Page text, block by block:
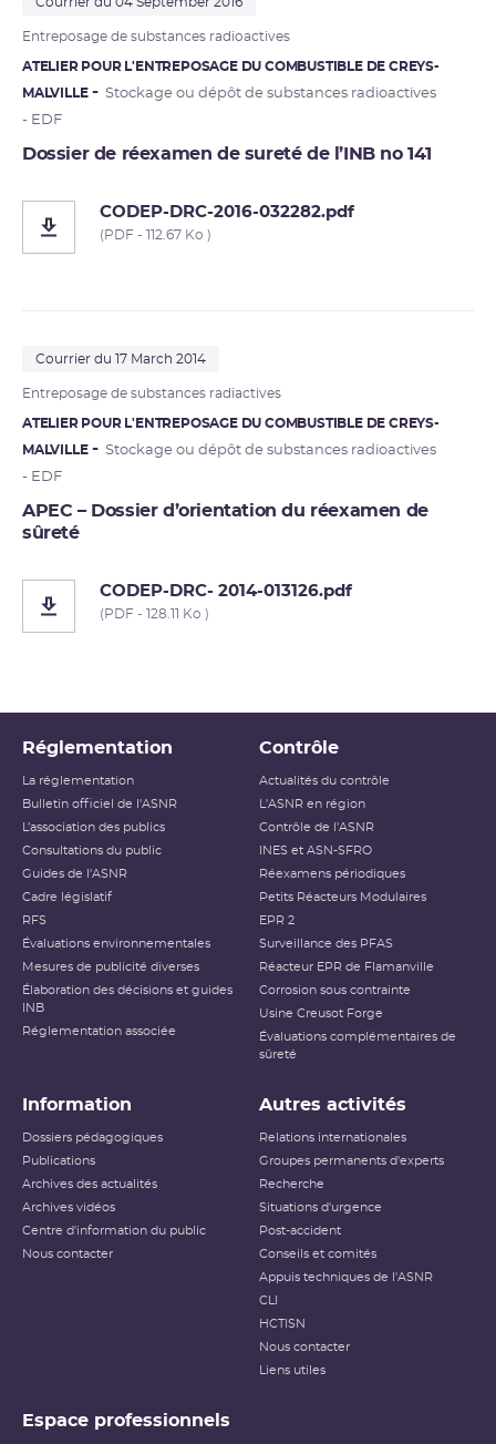
Entreposage de substances radioactives
ATELIER POUR L'ENTREPOSAGE DU COMBUSTIBLE DE CREYS-
MALVILLE
Stockage ou dépôt de substances radioactives
- EDF
Dossier de réexamen de sureté de l’INB no 141
CODEP-DRC-2016-032282.pdf
(PDF - 112.67 Ko )
Courrier du 17 March 2014
Entreposage de substances radiactives
ATELIER POUR L'ENTREPOSAGE DU COMBUSTIBLE DE CREYS-
MALVILLE
Stockage ou dépôt de substances radioactives
- EDF
APEC – Dossier d’orientation du réexamen de
sûreté
CODEP-DRC- 2014-013126.pdf
(PDF - 128.11 Ko )
Réglementation
La réglementation
Bulletin officiel de l'ASNR
L’association des publics
Consultations du public
Guides de l'ASNR
Cadre législatif
RFS
Évaluations environnementales
Mesures de publicité diverses
Élaboration des décisions et guides
INB
Réglementation associée
Contrôle
Actualités du contrôle
L'ASNR en région
Contrôle de l'ASNR
INES et ASN-SFRO
Réexamens périodiques
Petits Réacteurs Modulaires
EPR 2
Surveillance des PFAS
Réacteur EPR de Flamanville
Corrosion sous contrainte
Usine Creusot Forge
Évaluations complémentaires de
sûreté
Information
Dossiers pédagogiques
Publications
Archives des actualités
Archives vidéos
Centre d'information du public
Nous contacter
Autres activités
Relations internationales
Groupes permanents d'experts
Recherche
Situations d'urgence
Post-accident
Conseils et comités
Appuis techniques de l'ASNR
CLI
HCTISN
Nous contacter
Liens utiles
Espace professionnels